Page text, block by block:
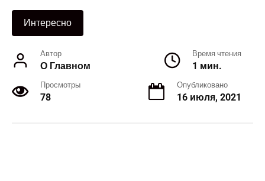
Интересно
Автор
О Главном
Время чтения
1 мин.
Просмотры
78
Опубликовано
16 июля, 2021